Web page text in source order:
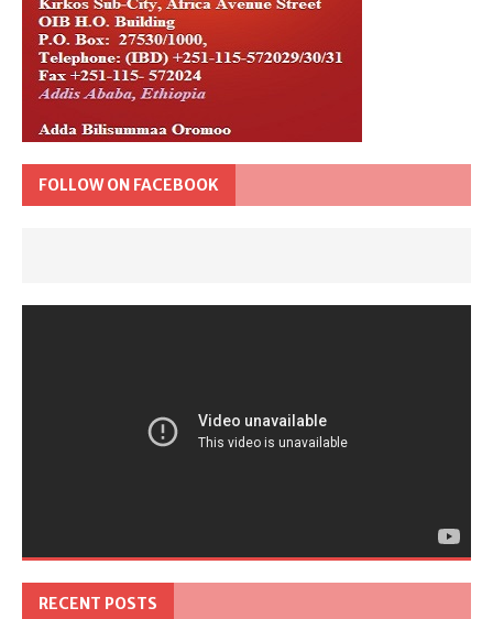
FOLLOW ON FACEBOOK
RECENT POSTS